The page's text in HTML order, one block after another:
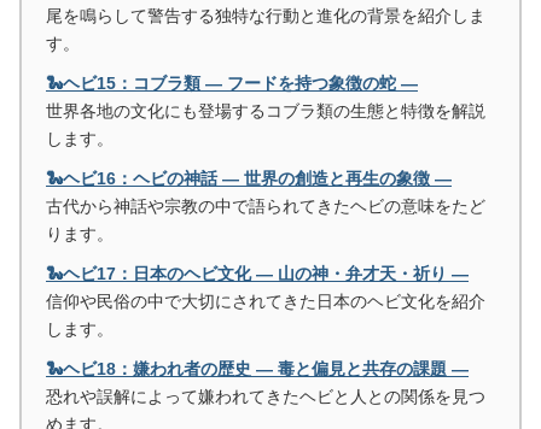
尾を鳴らして警告する独特な行動と進化の背景を紹介しま
す。
🐍ヘビ15：コブラ類 ― フードを持つ象徴の蛇 ―
世界各地の文化にも登場するコブラ類の生態と特徴を解説
します。
🐍ヘビ16：ヘビの神話 ― 世界の創造と再生の象徴 ―
古代から神話や宗教の中で語られてきたヘビの意味をたど
ります。
🐍ヘビ17：日本のヘビ文化 ― 山の神・弁才天・祈り ―
信仰や民俗の中で大切にされてきた日本のヘビ文化を紹介
します。
🐍ヘビ18：嫌われ者の歴史 ― 毒と偏見と共存の課題 ―
恐れや誤解によって嫌われてきたヘビと人との関係を見つ
めます。